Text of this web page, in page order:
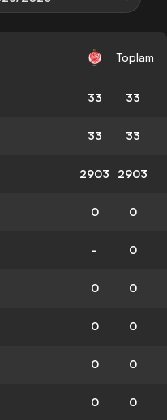
Toplam
33 33
33 33
2903 2903
0 0
- 0
0 0
0 0
0 0
0 0